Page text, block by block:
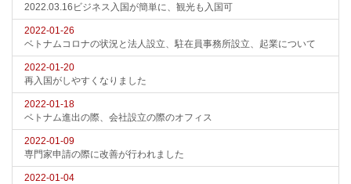
2022.03.16ビジネス入国が簡単に、観光も入国可
2022-01-26
ベトナムコロナの状況と法人設立、駐在員事務所設立、起業について
2022-01-20
再入国がしやすくなりました
2022-01-18
ベトナム進出の際、会社設立の際のオフィス
2022-01-09
専門家申請の際に改善が行われました
2022-01-04